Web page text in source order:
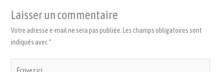
Laisser un commentaire
Votre adresse e-mail ne sera pas publiée. Les champs obligatoires sont
indiqués avec*